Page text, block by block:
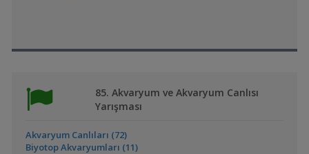
85. Akvaryum ve Akvaryum Canlısı
Yarışması
Akvaryum Canlıları (72)
Biyotop Akvaryumları (11)